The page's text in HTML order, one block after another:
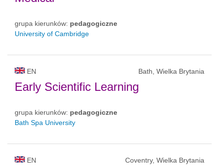
grupa kierunków: pedagogiczne
University of Cambridge
EN Bath, Wielka Brytania
Early Scientific Learning
grupa kierunków: pedagogiczne
Bath Spa University
EN Coventry, Wielka Brytania